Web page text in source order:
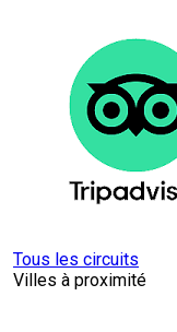
Tous les circuits
Villes à proximité